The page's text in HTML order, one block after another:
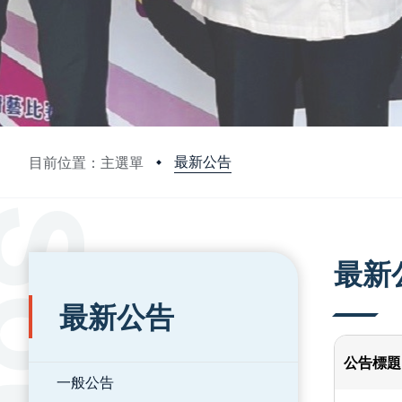
目前位置：主選單 最新公告
:::
最新公告
一般公告
最新
公告標題